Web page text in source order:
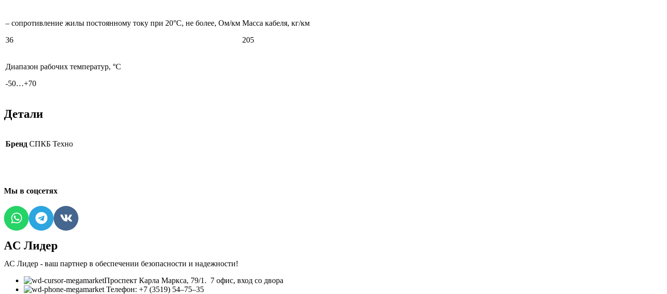
– сопротивление жилы постоянному току при 20°С, не более, Ом/км
36
Масса кабеля, кг/км
205
Диапазон рабочих температур, °С
-50…+70
Детали
Бренд СПКБ Техно
Мы в соцсетях
AC Лидер
АС Лидер - ваш партнер в обеспечении безопасности и надежности!
​Проспект Карла Маркса, 79/1. 7 офис, вход со двора
Телефон: +7 (3519) 54‒75‒35